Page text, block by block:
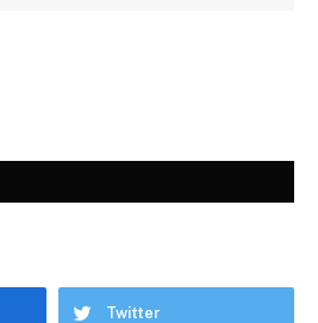
Twitter